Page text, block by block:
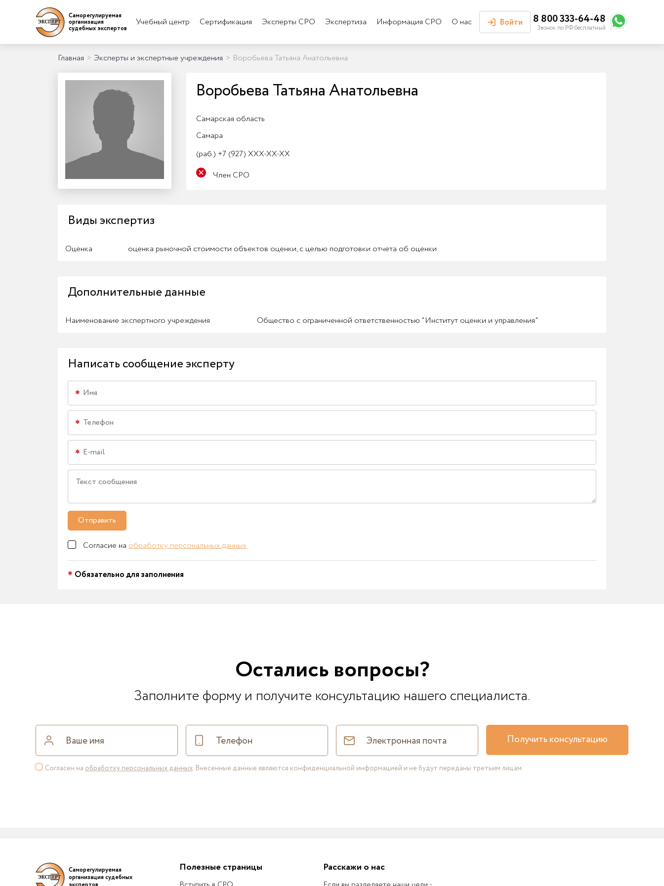
Саморегулируемая
организация
судебных экспертов
Учебный центр Сертификация Эксперты СРО Экспертиза Информация СРО О нас Войти 8 800 333-64-48
Звонок по РФ бесплатный
Главная > Эксперты и экспертные учреждения > Воробьева Татьяна Анатольевна
Воробьева Татьяна Анатольевна
Самарская область
Самара
(раб.) +7 (927) XXX-XX-XX
Член СРО
Виды экспертиз
Оценка оценка рыночной стоимости объектов оценки, с целью подготовки отчета об оценки
Дополнительные данные
Наименование экспертного учреждения Общество с ограниченной ответственностью "Институт оценки и управления"
Написать сообщение эксперту
Отправить
Согласие на обработку персональных данных
Обязательно для заполнения
Остались вопросы?
Заполните форму и получите консультацию нашего специалиста.
Получить консультацию
Согласен на обработку персональных данных. Внесенные данные являются конфиденциальной информацией и не будут переданы третьим лицам
Саморегулируемая
организация судебных
Полезные страницы Расскажи о нас